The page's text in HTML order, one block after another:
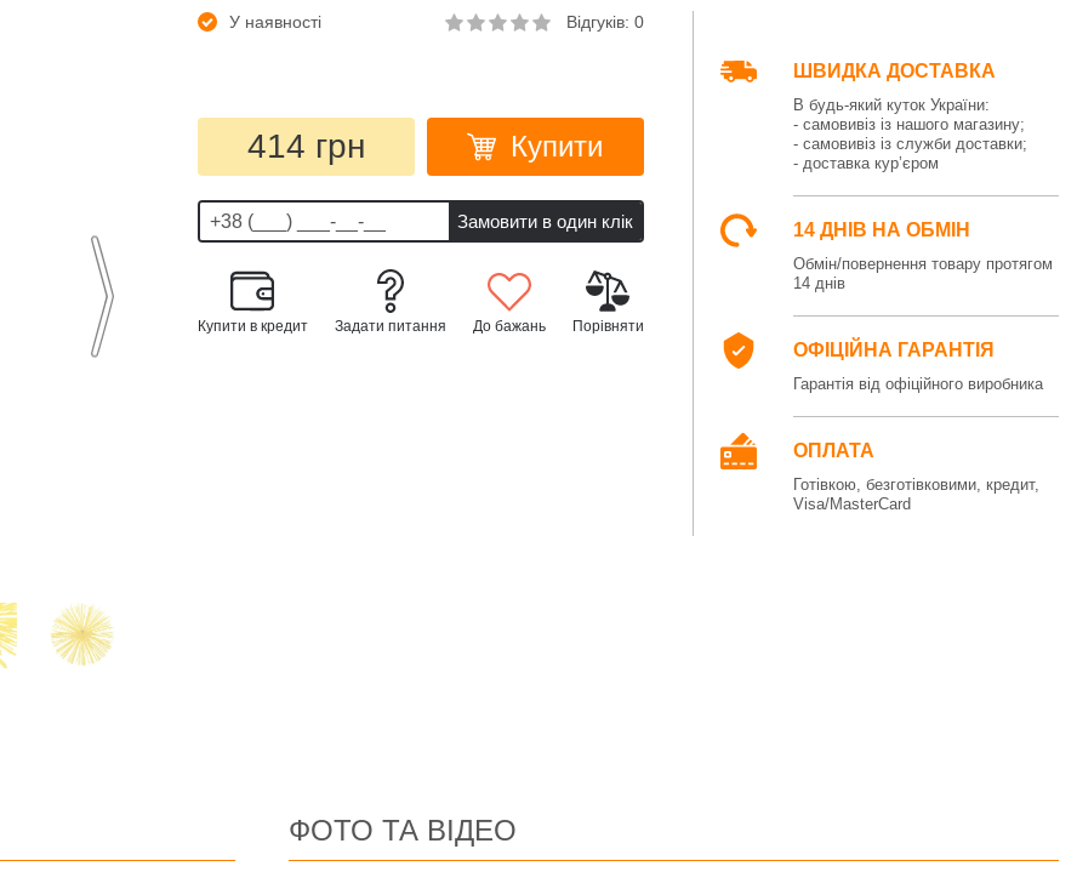
У наявності Відгуків: 0
414 грн Купити
Купити в кредит Задати питання До бажань Порівняти
ШВИДКА ДОСТАВКА
В будь-який куток України:
- самовивіз із нашого магазину;
- самовивіз із служби доставки;
- доставка кур’єром
14 ДНІВ НА ОБМІН
Обмін/повернення товару протягом
14 днів
ОФІЦІЙНА ГАРАНТІЯ
Гарантія від офіційного виробника
ОПЛАТА
Готівкою, безготівковими, кредит,
Visa/MasterCard
ФОТО ТА ВІДЕО